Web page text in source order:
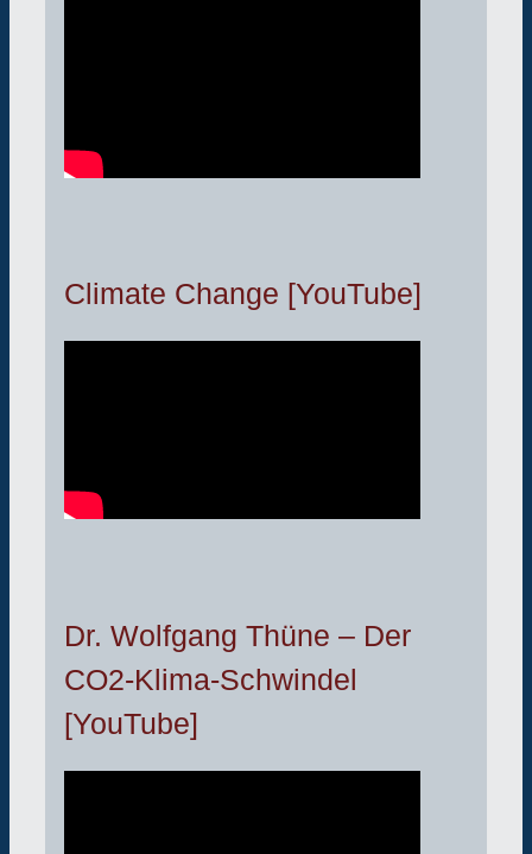
Climate Change [YouTube]
Dr. Wolfgang Thüne – Der
CO2-Klima-Schwindel
[YouTube]